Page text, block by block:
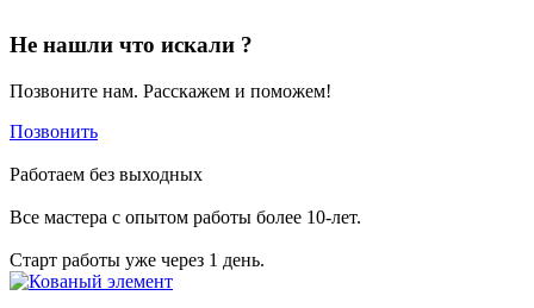
Не нашли что искали ?
Позвоните нам. Расскажем и поможем!
Позвонить
Работаем без выходных
Все мастера с опытом работы более 10-лет.
Старт работы уже через 1 день.